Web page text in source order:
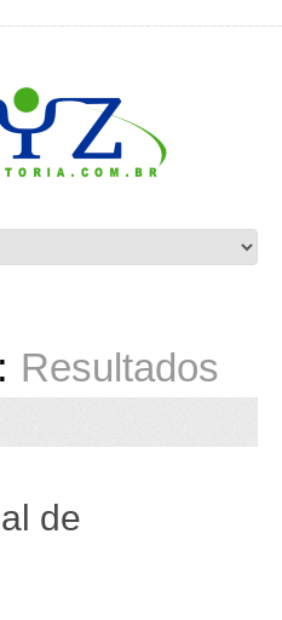
Resultados
de